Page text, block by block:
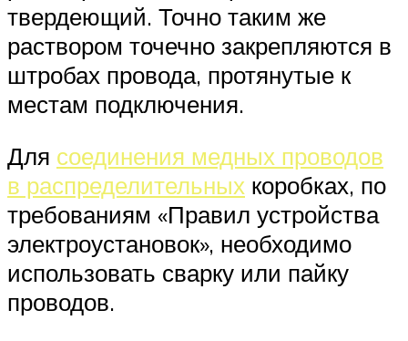
твердеющий. Точно таким же
раствором точечно закрепляются в
штробах провода, протянутые к
местам подключения.
Для соединения медных проводов
в распределительных коробках, по
требованиям «Правил устройства
электроустановок», необходимо
использовать сварку или пайку
проводов.